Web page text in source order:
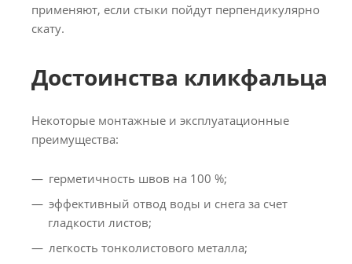
применяют, если стыки пойдут перпендикулярно
скату.
Достоинства кликфальца
Некоторые монтажные и эксплуатационные
преимущества:
герметичность швов на 100 %;
эффективный отвод воды и снега за счет
гладкости листов;
легкость тонколистового металла;